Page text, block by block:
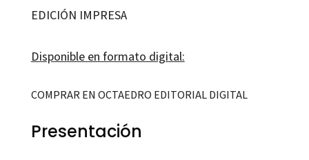
EDICIÓN IMPRESA
Disponible en formato digital:
COMPRAR EN OCTAEDRO EDITORIAL DIGITAL
Presentación